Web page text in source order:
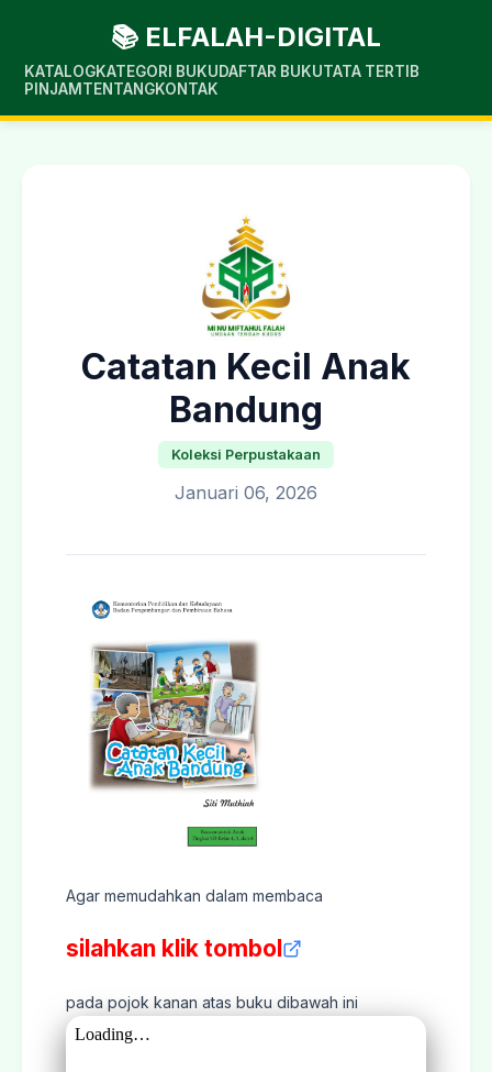
📚 ELFALAH-DIGITAL
KATALOGKATEGORI BUKUDAFTAR BUKUTATA TERTIB
PINJAM TENTANGKONTAK
Catatan Kecil Anak
Bandung
Koleksi Perpustakaan
Januari 06, 2026
Agar memudahkan dalam membaca
silahkan klik tombol
pada pojok kanan atas buku dibawah ini